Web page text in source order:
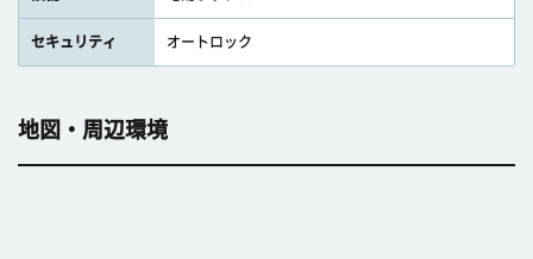
セキュリティ オートロック
地図・周辺環境